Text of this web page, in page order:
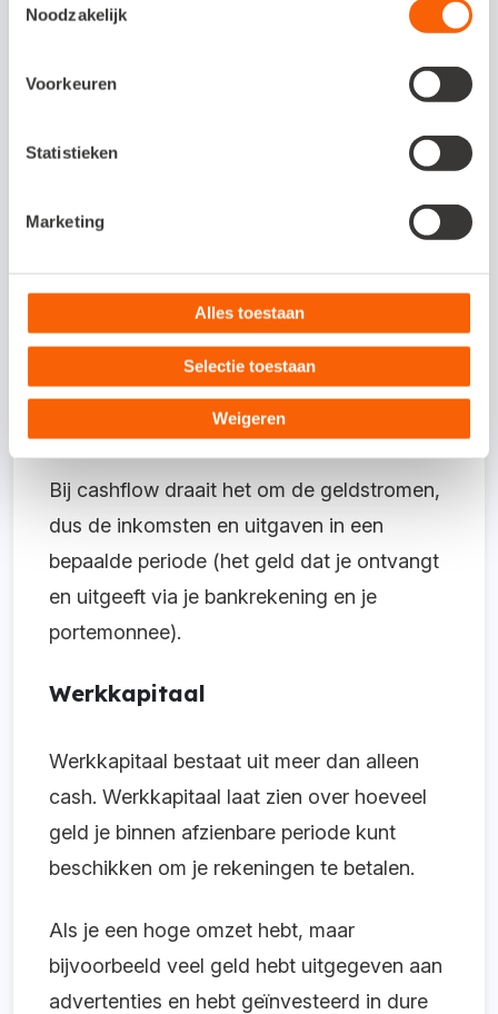
Noodzakelijk
Voorkeuren
Statistieken
Marketing
Alles toestaan
Selectie toestaan
Weigeren
Omzet
Omzet is het bedrag dat je in een periode
gemaakte kosten voor je onderneming
aftrekt van de omzet (het gaat hierbij om de
kosten voor die periode).
Bij cashflow draait het om de geldstromen,
dus de inkomsten en uitgaven in een
bepaalde periode (het geld dat je ontvangt
en uitgeeft via je bankrekening en je
portemonnee).
Werkkapitaal
Werkkapitaal bestaat uit meer dan alleen
cash. Werkkapitaal laat zien over hoeveel
geld je binnen afzienbare periode kunt
beschikken om je rekeningen te betalen.
Als je een hoge omzet hebt, maar
bijvoorbeeld veel geld hebt uitgegeven aan
advertenties en hebt geïnvesteerd in dure